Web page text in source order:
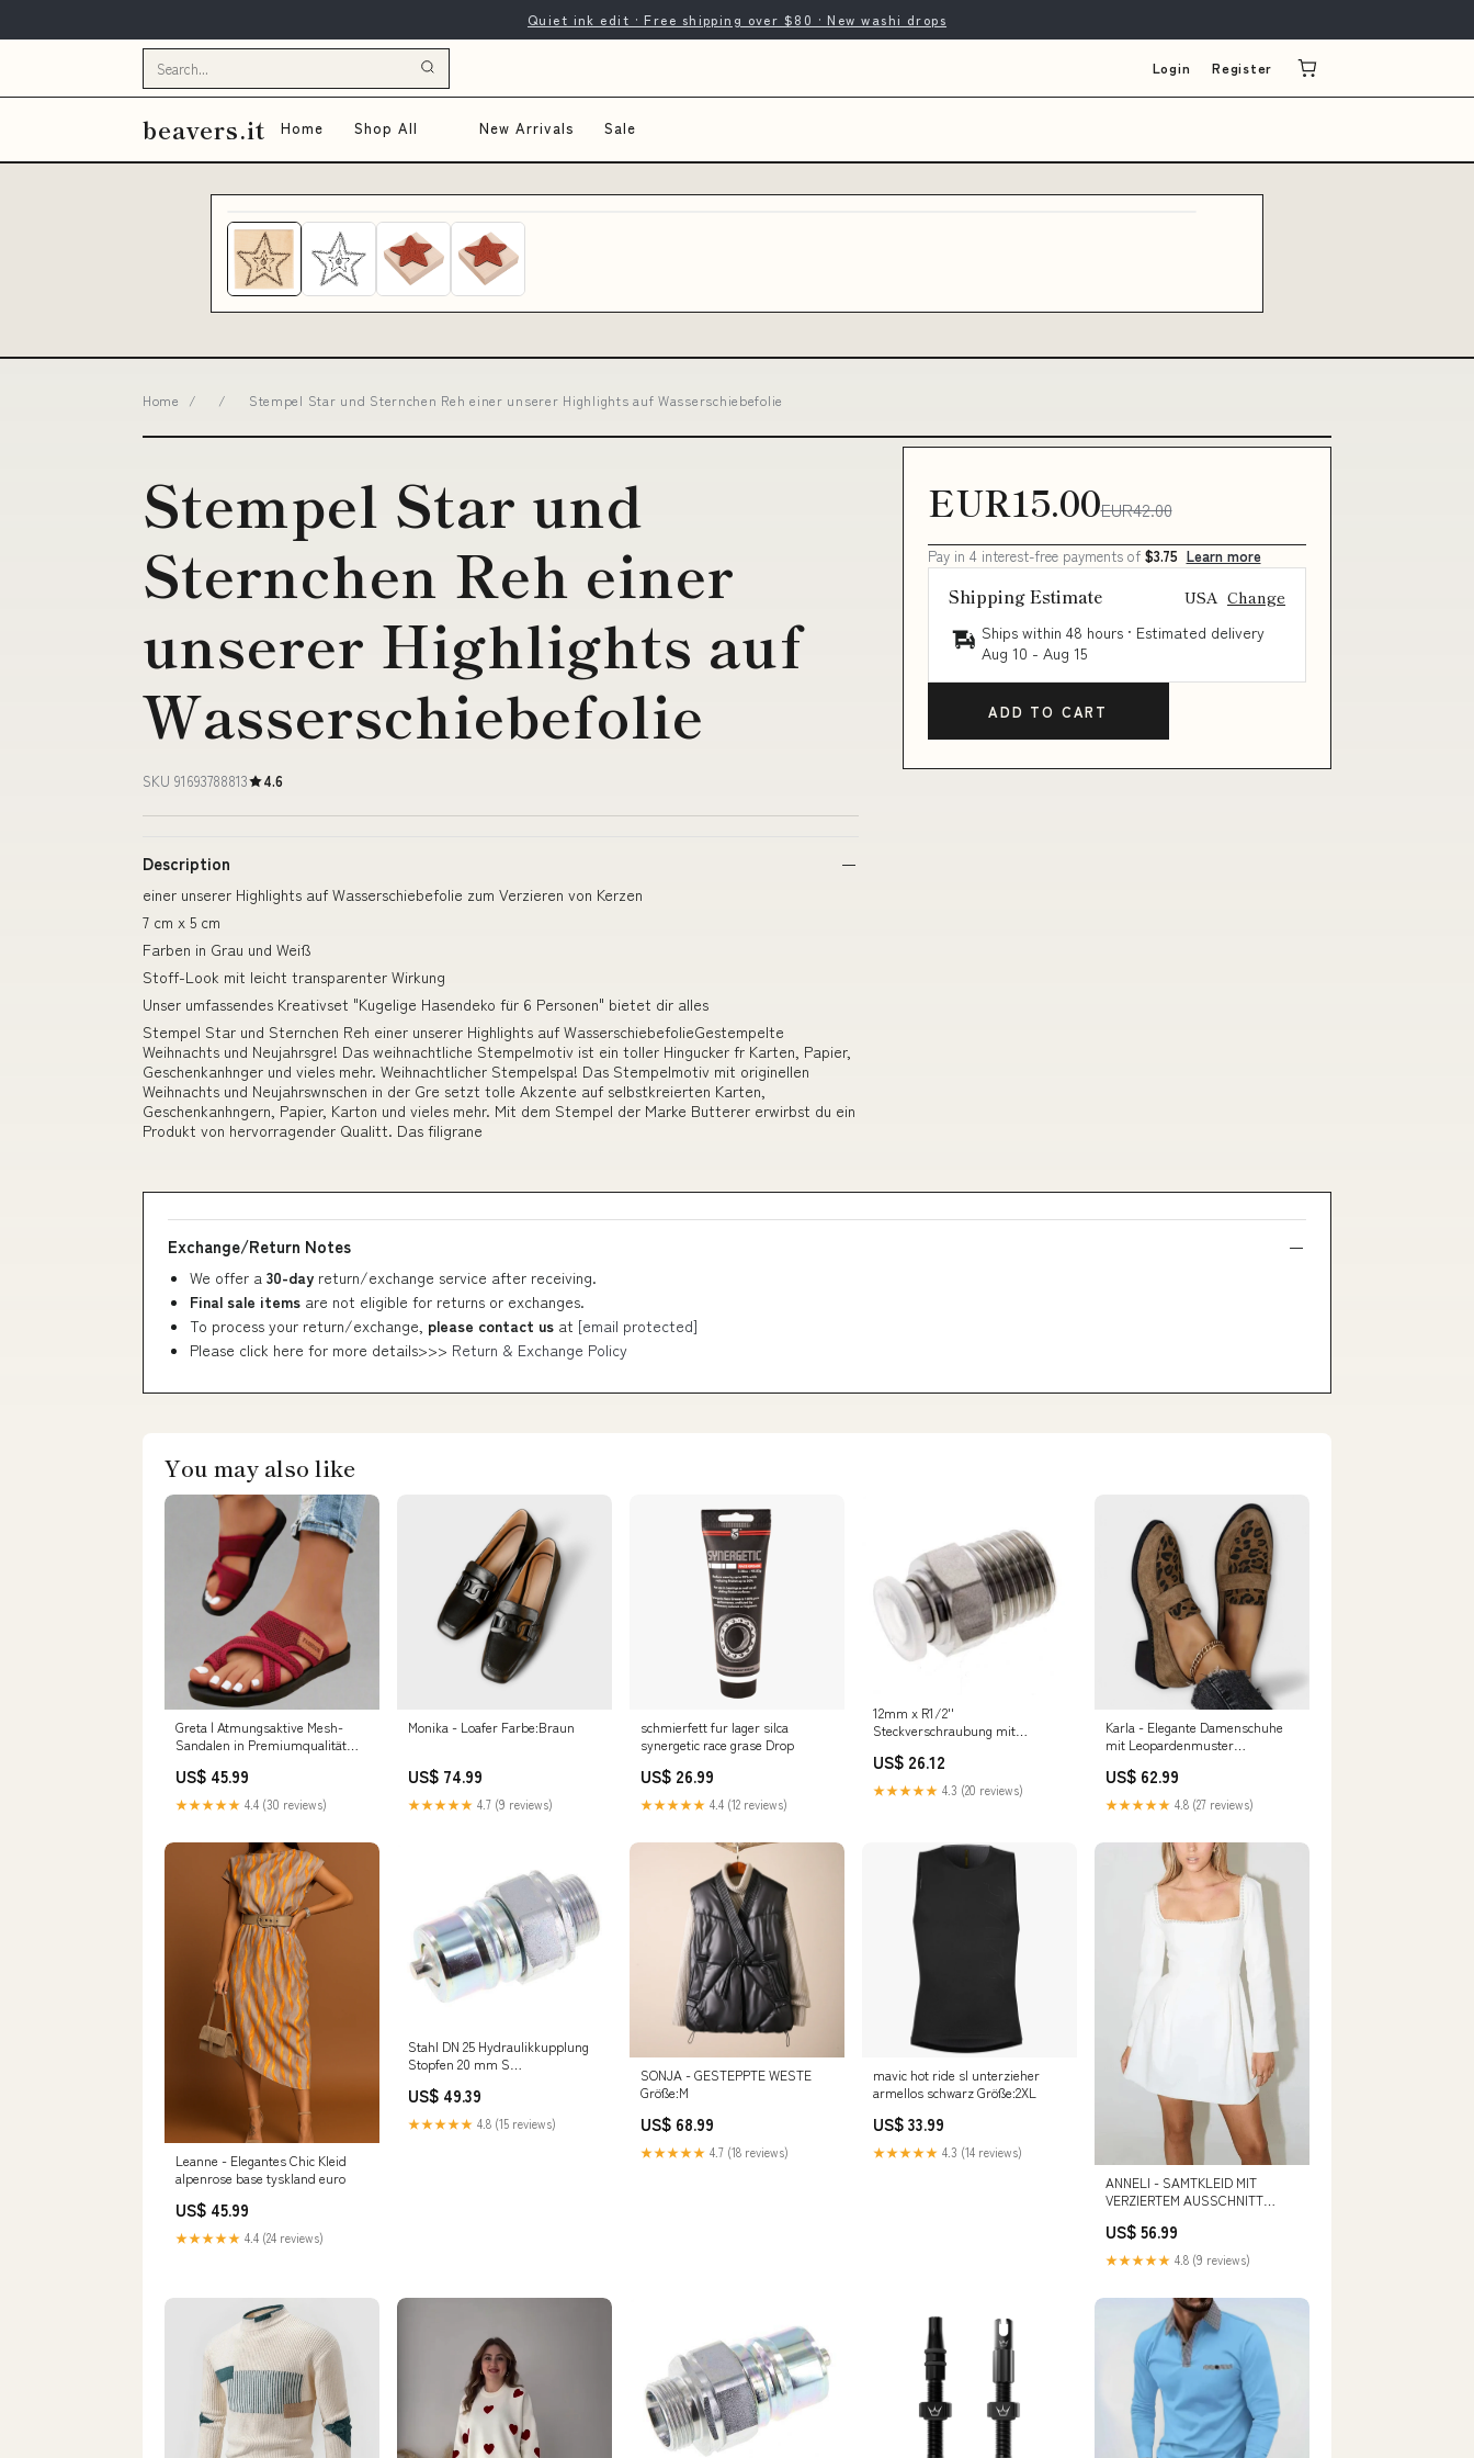
Quiet ink edit · Free shipping over $80 · New washi drops
Login Register
beavers.it Home Shop All New Arrivals Sale
Home / / Stempel Star und Sternchen Reh einer unserer Highlights auf Wasserschiebefolie
Stempel Star und
Sternchen Reh einer
unserer Highlights auf
Wasserschiebefolie
SKU 91693788813 4.6
Description
einer unserer Highlights auf Wasserschiebefolie zum Verzieren von Kerzen
7 cm x 5 cm
Farben in Grau und Weiß
Stoff-Look mit leicht transparenter Wirkung
Unser umfassendes Kreativset "Kugelige Hasendeko für 6 Personen" bietet dir alles
Stempel Star und Sternchen Reh einer unserer Highlights auf WasserschiebefolieGestempelte
Weihnachts und Neujahrsgre! Das weihnachtliche Stempelmotiv ist ein toller Hingucker fr Karten, Papier,
Geschenkanhnger und vieles mehr. Weihnachtlicher Stempelspa! Das Stempelmotiv mit originellen
Weihnachts und Neujahrswnschen in der Gre setzt tolle Akzente auf selbstkreierten Karten,
Geschenkanhngern, Papier, Karton und vieles mehr. Mit dem Stempel der Marke Butterer erwirbst du ein
Produkt von hervorragender Qualitt. Das filigrane
EUR15.00EUR42.00
Pay in 4 interest-free payments of $3.75 Learn more
Shipping Estimate USA Change
Ships within 48 hours · Estimated delivery
Aug 10 - Aug 15
ADD TO CART
Exchange/Return Notes
We offer a 30-day return/exchange service after receiving.
Final sale items are not eligible for returns or exchanges.
To process your return/exchange, please contact us at [email protected]
Please click here for more details>>> Return & Exchange Policy
You may also like
Greta | Atmungsaktive Mesh-
Sandalen in Premiumqualität
US$ 45.99
★★★★★ 4.4 (30 reviews)
Monika - Loafer Farbe:Braun
US$ 74.99
★★★★★ 4.7 (9 reviews)
schmierfett fur lager silca
synergetic race grase Drop
US$ 26.99
★★★★★ 4.4 (12 reviews)
12mm x R1/2''
Steckverschraubung mit
EPDM/PTFE
NewCategories/Fittings/Threaded
fitting/2 Connections
US$ 26.12
★★★★★ 4.3 (20 reviews)
Karla - Elegante Damenschuhe
mit Leopardenmuster
US$ 62.99
★★★★★ 4.8 (27 reviews)
Leanne - Elegantes Chic Kleid
alpenrose base tyskland euro
US$ 45.99
★★★★★ 4.4 (24 reviews)
Stahl DN 25 Hydraulikkupplung
Stopfen 20 mm S
A/8434-1 D 34,3mm
NewCategories/Fittings/Pipe
Fitting/Cutting Ring Fitting/4
US$ 49.39
★★★★★ 4.8 (15 reviews)
SONJA - GESTEPPTE WESTE
Größe:M
US$ 68.99
★★★★★ 4.7 (18 reviews)
mavic hot ride sl unterzieher
armellos schwarz Größe:2XL
US$ 33.99
★★★★★ 4.3 (14 reviews)
ANNELI - SAMTKLEID MIT
VERZIERTEM AUSSCHNITT
US$ 56.99
★★★★★ 4.8 (9 reviews)